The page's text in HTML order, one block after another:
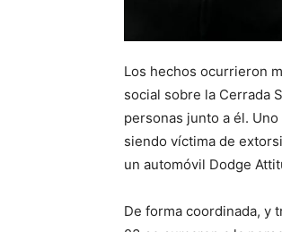
Los hechos ocurrieron
social sobre la Cerrada
personas junto a él.
siendo víctima de
un automóvil Dodge
De forma coordinada, y